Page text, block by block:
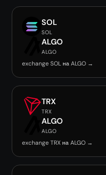
SOL
SOL
ALGO
ALGO
exchange SOL на ALGO →
TRX
TRX
ALGO
ALGO
exchange TRX на ALGO →